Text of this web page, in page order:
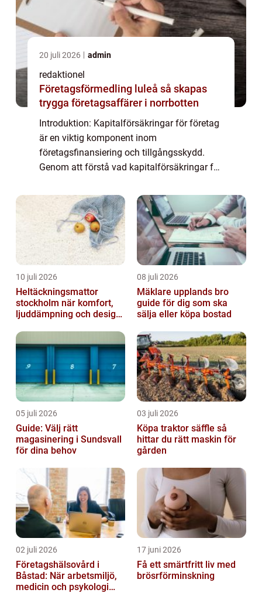
20 juli 2026 admin
redaktionel
Företagsförmedling luleå så skapas
trygga företagsaffärer i norrbotten
Introduktion: Kapitalförsäkringar för företag
är en viktig komponent inom
företagsfinansiering och tillgångsskydd.
Genom att förstå vad kapitalförsäkringar för
företagare ta mer välinformerade beslut när
det gäller ...
10 juli 2026
Heltäckningsmattor
stockholm när komfort,
ljuddämpning och design
08 juli 2026
Mäklare upplands bro
guide för dig som ska
sälja eller köpa bostad
05 juli 2026
Guide: Välj rätt
magasinering i Sundsvall
för dina behov
03 juli 2026
Köpa traktor säffle så
hittar du rätt maskin för
gården
02 juli 2026
Företagshälsovård i
Båstad: När arbetsmiljö,
medicin och psykologi
17 juni 2026
Få ett smärtfritt liv med
brösrförminskning